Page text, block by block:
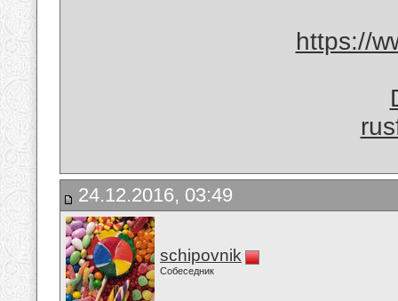
https://
24.12.2016, 03:49
schipovnik
Собеседник